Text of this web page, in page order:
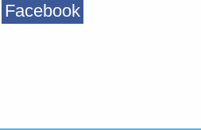
Facebook